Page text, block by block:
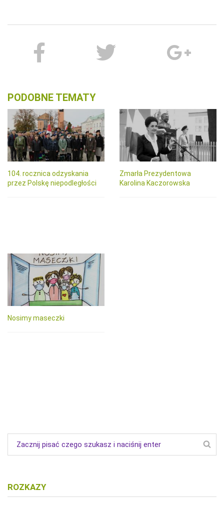
PODOBNE TEMATY
104. rocznica odzyskania
przez Polskę niepodległości
Zmarła Prezydentowa
Karolina Kaczorowska
Nosimy maseczki
ROZKAZY